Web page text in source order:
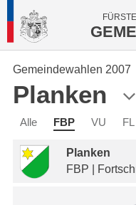
Gemeindewahlen 2007
Planken
Alle FBP VU FL
Planken
FBP |